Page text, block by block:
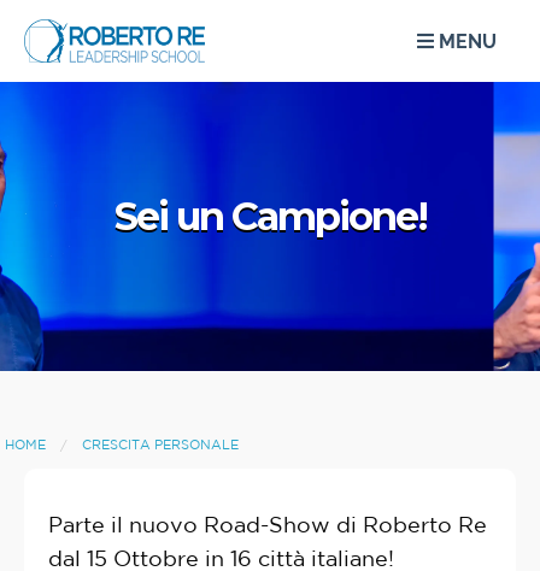
MENU
Sei un Campione!
HOME CRESCITA PERSONALE
Parte il nuovo Road-Show di Roberto Re
dal 15 Ottobre in 16 città italiane!